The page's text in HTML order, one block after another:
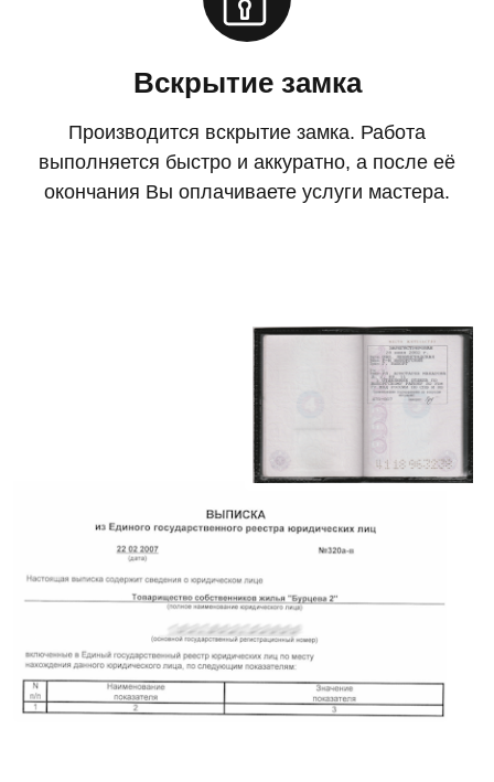
Вскрытие замка
Производится вскрытие замка. Работа
выполняется быстро и аккуратно, а после её
окончания Вы оплачиваете услуги мастера.